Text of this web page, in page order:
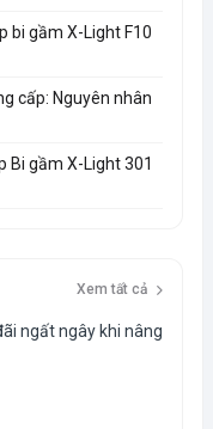
bi gầm X-Light F10
cấp: Nguyên nhân
Bi gầm X-Light 301
Xem tất cả